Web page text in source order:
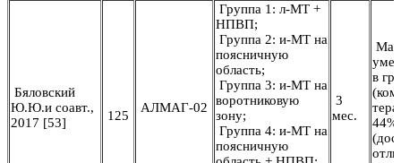
Бяловский
Ю.Ю.и соавт.,
2017 [53]
125
АЛМАГ-02
Группа 1: л-МТ +
НПВП;
Группа 2: и-МТ на
поясничную
область;
Группа 3: и-МТ на
воротниковую
зону;
Группа 4: и-МТ на
поясничную
3
мес.
в
44%,